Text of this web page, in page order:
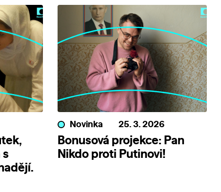
s
Novinka 25. 3. 2026
Bonusová projekce: Pan
Nikdo proti Putinovi!